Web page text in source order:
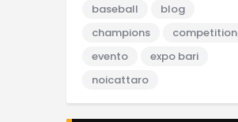
baseball
blog
champions
competition
evento
expo bari
noicattaro